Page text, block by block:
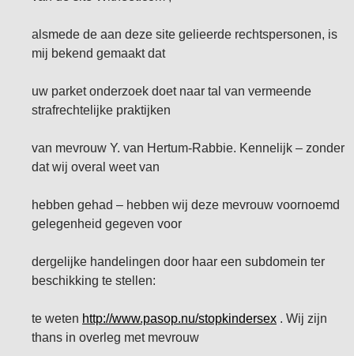
alsmede de aan deze site gelieerde rechtspersonen, is
mij bekend gemaakt dat
uw parket onderzoek doet naar tal van vermeende
strafrechtelijke praktijken
van mevrouw Y. van Hertum-Rabbie. Kennelijk – zonder
dat wij overal weet van
hebben gehad – hebben wij deze mevrouw voornoemd
gelegenheid gegeven voor
dergelijke handelingen door haar een subdomein ter
beschikking te stellen:
te weten http://www.pasop.nu/stopkindersex . Wij zijn
thans in overleg met mevrouw